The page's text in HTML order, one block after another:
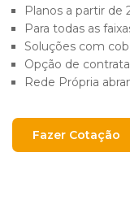
Planos a partir de
Para todas as
Soluções com
Opção de
Rede Própria
Fazer Cotação